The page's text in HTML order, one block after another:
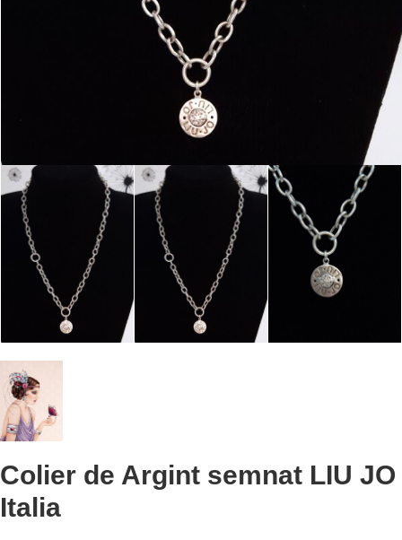
Colier de Argint semnat LIU JO
Italia